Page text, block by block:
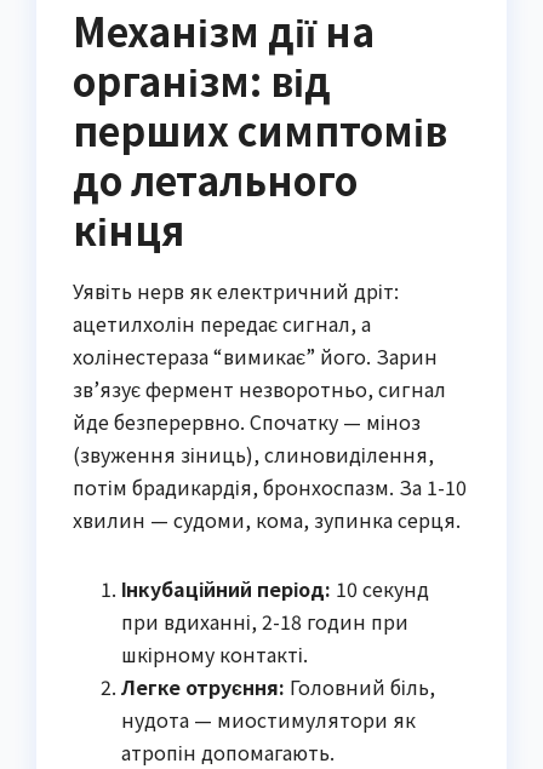
Механізм дії на
організм: від
перших симптомів
до летального
кінця
Уявіть нерв як електричний дріт:
ацетилхолін передає сигнал, а
холінестераза “вимикає” його. Зарин
зв’язує фермент незворотньо, сигнал
йде безперервно. Спочатку — міноз
(звуження зіниць), слиновиділення,
потім брадикардія, бронхоспазм. За 1-10
хвилин — судоми, кома, зупинка серця.
Інкубаційний період: 10 секунд
при вдиханні, 2-18 годин при
шкірному контакті.
Легке отруєння: Головний біль,
нудота — миостимулятори як
атропін допомагають.